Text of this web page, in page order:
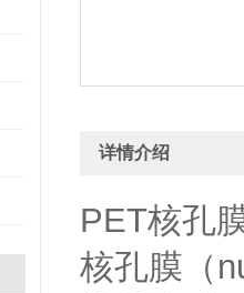
详情介绍
PET核孔
核孔膜（